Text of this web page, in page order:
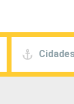
Cidades